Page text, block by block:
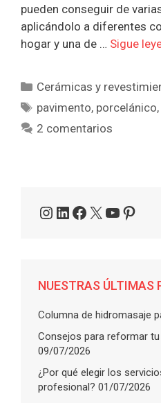
pueden conseguir de
aplicándolo a diferentes
hogar y una de … Sigue
Categorías
Cerámicas y
Etiquetas
pavimento, porcelánico
2 comentarios
Instagram
LinkedIn
Facebook
X YouTube
NUESTRAS ÚLTIMAS
Columna de hidromasaje
Consejos para reformar
09/07/2026
¿Por qué elegir los
profesional? 01/07/2026